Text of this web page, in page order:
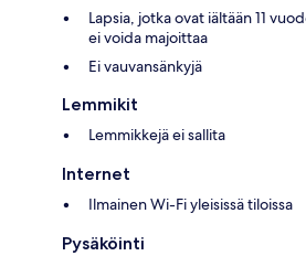
Lapsia, jotka ovat iältään 11
ei voida majoittaa
Ei vauvansänkyjä
Lemmikit
Lemmikkejä ei sallita
Internet
Ilmainen Wi-Fi yleisissä tiloissa
Pysäköinti